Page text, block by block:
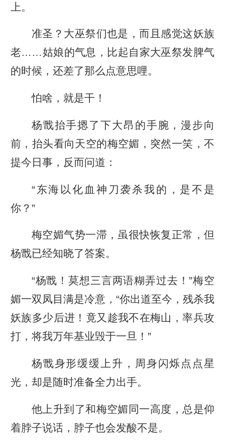
上。
准圣？大巫祭们也是，而且感觉这妖族
老……姑娘的气息，比起自家大巫祭发脾气
的时候，还差了那么点意思哩。
怕啥，就是干！
杨戬抬手摁了下大昂的手腕，漫步向
前，抬头看向天空的梅空媚，突然一笑，不
提今日事，反而问道：
“东海以化血神刀袭杀我的，是不是
你？”
梅空媚气势一滞，虽很快恢复正常，但
杨戬已经知晓了答案。
“杨戬！莫想三言两语糊弄过去！”梅空
媚一双凤目满是冷意，“你出道至今，残杀我
妖族多少后进！竟又趁我不在梅山，率兵攻
打，将我万年基业毁于一旦！”
杨戬身形缓缓上升，周身闪烁点点星
光，却是随时准备全力出手。
他上升到了和梅空媚同一高度，总是仰
着脖子说话，脖子也会发酸不是。